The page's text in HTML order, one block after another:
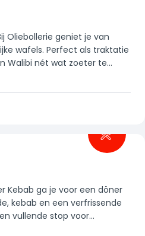
Oliebollerie geniet je van
wafels. Perfect als traktatie
Walibi nét wat zoeter te
Kebab ga je voor een döner
kebab en een verfrissende
vullende stop voor